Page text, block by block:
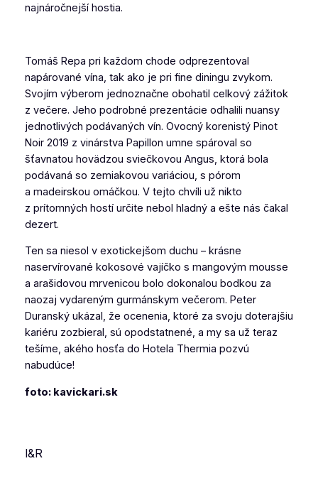
najnáročnejší hostia.
Tomáš Repa pri každom chode odprezentoval
napárované vína, tak ako je pri fine diningu zvykom.
Svojím výberom jednoznačne obohatil celkový zážitok
z večere. Jeho podrobné prezentácie odhalili nuansy
jednotlivých podávaných vín. Ovocný korenistý Pinot
Noir 2019 z vinárstva Papillon umne spároval so
šťavnatou hovädzou sviečkovou Angus, ktorá bola
podávaná so zemiakovou variáciou, s pórom
a madeirskou omáčkou. V tejto chvíli už nikto
z prítomných hostí určite nebol hladný a ešte nás čakal
dezert.
Ten sa niesol v exotickejšom duchu – krásne
naservírované kokosové vajíčko s mangovým mousse
a arašidovou mrvenicou bolo dokonalou bodkou za
naozaj vydareným gurmánskym večerom. Peter
Duranský ukázal, že ocenenia, ktoré za svoju doterajšiu
kariéru zozbieral, sú opodstatnené, a my sa už teraz
tešíme, akého hosťa do Hotela Thermia pozvú
nabudúce!
foto: kavickari.sk
I&R